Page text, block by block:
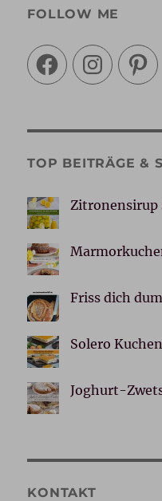
FOLLOW ME
FacebookInstagram
TOP BEITRÄGE &
Zitronensirup
Friss dich
Solero
Joghurt-
KONTAKT